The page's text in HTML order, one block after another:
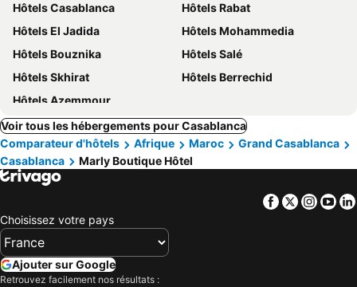
Hôtels Casablanca
Hôtels Rabat
Hôtels El Jadida
Hôtels Mohammedia
Hôtels Bouznika
Hôtels Salé
Hôtels Skhirat
Hôtels Berrechid
Hôtels Azemmour
Voir tous les hébergements pour Casablanca
Comparateur d'hôtels
Afrique Maroc
Grand Casablanca
Casablanca
Marly Boutique Hôtel
Facebook
Twitter
Choisissez votre pays
Ajouter sur Google
Retrouvez facilement nos résultats :